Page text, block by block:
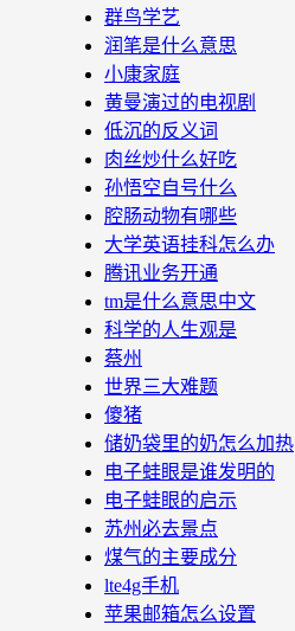
群鸟学艺
润笔是什么意思
小康家庭
黄曼演过的电视剧
低沉的反义词
肉丝炒什么好吃
孙悟空自号什么
腔肠动物有哪些
大学英语挂科怎么办
腾讯业务开通
tm是什么意思中文
科学的人生观是
蔡州
世界三大难题
傻猪
储奶袋里的奶怎么加热
电子蛙眼是谁发明的
电子蛙眼的启示
苏州必去景点
煤气的主要成分
lte4g手机
苹果邮箱怎么设置